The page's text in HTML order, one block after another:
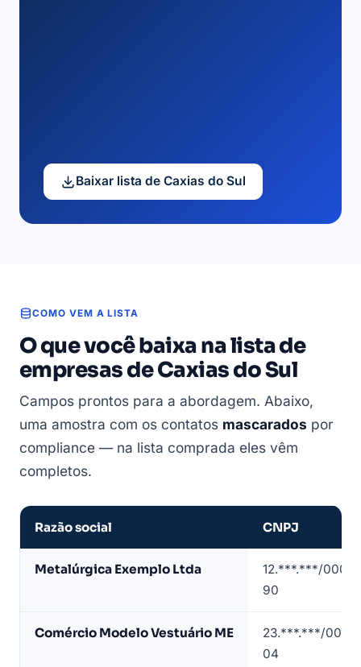
Baixar lista de Caxias do Sul
COMO VEM A LISTA
O que você baixa na lista de
empresas de Caxias do Sul
Campos prontos para a abordagem. Abaixo,
uma amostra com os contatos mascarados por
compliance — na lista comprada eles vêm
completos.
empresas
Razão social CNPJ
Metalúrgica Exemplo Ltda
12.***.***/0001-
90
Comércio Modelo Vestuário ME
23.***.***/0001-
04